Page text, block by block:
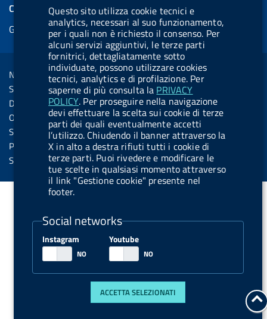
Questo sito utilizza cookie tecnici e
analytics, necessari al suo funzionamento,
per i quali non è richiesto il consenso. Per
alcuni servizi aggiuntivi, le terze parti
fornitrici, dettagliatamente sotto
individuate, possono utilizzare cookies
tecnici, analytics e di profilazione. Per
saperne di più consulta la PRIVACY
POLICY. Per proseguire nella navigazione
devi effettuare la scelta sui cookie di terze
parti dei quali eventualmente accetti
l’utilizzo. Chiudendo il banner attraverso la
X in alto a destra rifiuti tutti i cookie di
terze parti. Puoi rivedere e modificare le
tue scelte in qualsiasi momento attraverso
il link "Gestione cookie" presente nel
footer.
Social networks
Instagram Youtube
ACCETTA SELEZIONATI
l
.
b
u
t
t
o
n
.
i
n
s
a
g
a
s
k
y
u
b
e
l
.
b
u
t
t
o
n
.
s
p
i
f
COOKIES
Gestione cookie
Sezione Link Utili
Note legali
Social Media Policy
Dichiarazione di accessibilità
Obiettivi di accessibilità
Statistiche sito
Privacy
Servizi Online